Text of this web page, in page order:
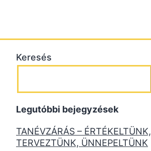
Keresés
Legutóbbi bejegyzések
TANÉVZÁRÁS – ÉRTÉKELTÜNK,
TERVEZTÜNK, ÜNNEPELTÜNK